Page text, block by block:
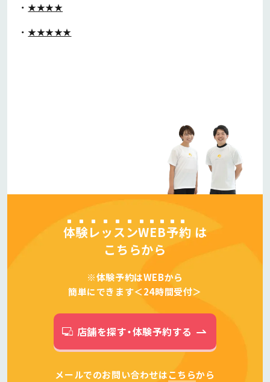
★★★★
★★★★★
体験レッスンWEB予約 は
こちらから
※体験予約はWEBから
簡単にできます＜24時間受付＞
店舗を探す・体験予約する
メールでのお問い合わせはこちらから